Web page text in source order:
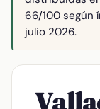
66/100 según
julio 2026.